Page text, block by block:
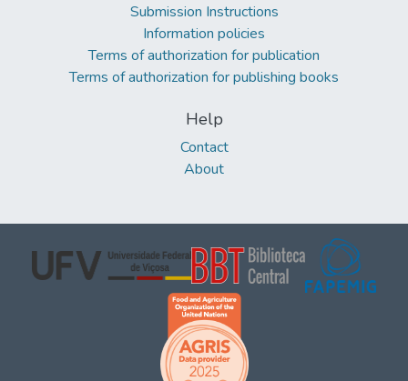
Submission Instructions
Information policies
Terms of authorization for publication
Terms of authorization for publishing books
Help
Contact
About